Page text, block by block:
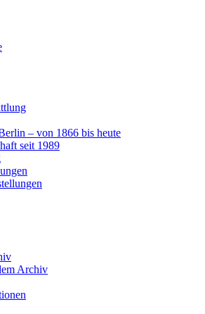
– von 1866 bis heute
seit 1989
Archiv